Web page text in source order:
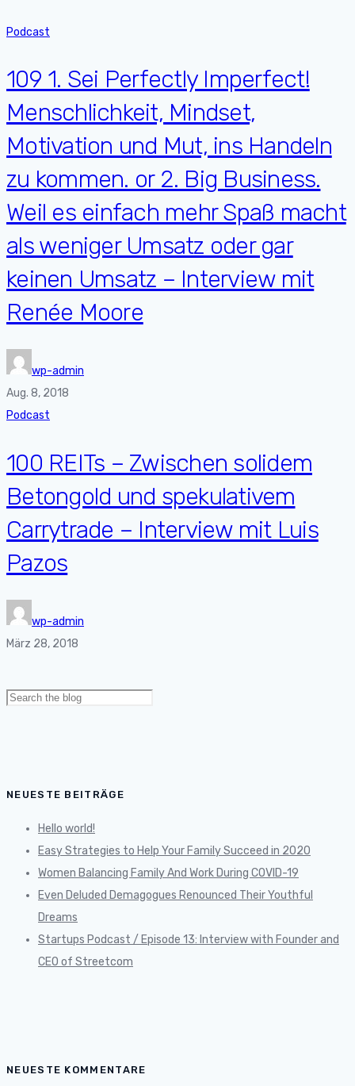
Podcast
109 1. Sei Perfectly Imperfect!
Menschlichkeit, Mindset,
Motivation und Mut, ins Handeln
zu kommen. or 2. Big Business.
Weil es einfach mehr Spaß macht
als weniger Umsatz oder gar
keinen Umsatz – Interview mit
Renée Moore
wp-admin
Aug. 8, 2018
Podcast
100 REITs – Zwischen solidem
Betongold und spekulativem
Carrytrade – Interview mit Luis
Pazos
wp-admin
März 28, 2018
Search
NEUESTE BEITRÄGE
Hello world!
Easy Strategies to Help Your Family Succeed in 2020
Women Balancing Family And Work During COVID-19
Even Deluded Demagogues Renounced Their Youthful
Dreams
Startups Podcast / Episode 13: Interview with Founder and
CEO of Streetcom
NEUESTE KOMMENTARE